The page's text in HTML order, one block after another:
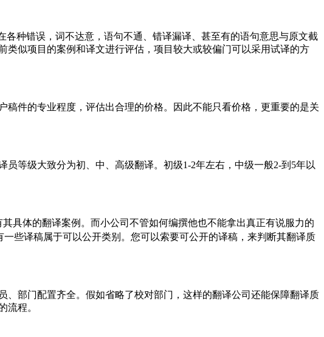
种错误，词不达意，语句不通、错译漏译、甚至有的语句意思与原文截
似项目的案例和译文进行评估，项目较大或较偏门可以采用试译的方
件的专业程度，评估出合理的价格。因此不能只看价格，更重要的是关
等级大致分为初、中、高级翻译。初级1-2年左右，中级一般2-到5年以
具体的翻译案例。而小公司不管如何编撰他也不能拿出真正有说服力的
些译稿属于可以公开类别。您可以索要可公开的译稿，来判断其翻译质
部门配置齐全。假如省略了校对部门，这样的翻译公司还能保障翻译质
流程。